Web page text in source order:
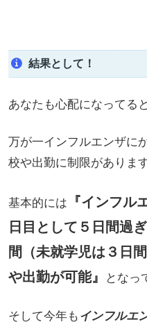
結果として！
あなたも心配になってる
万が一インフルエンザに
校や出勤に制限がありま
基本的には
『インフル
日目として５日間過
間（未就学児は３日
や出勤が可能』
となっ
そして今年も インフルエ